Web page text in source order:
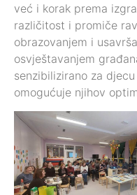
već i korak prema
različitost i promiče
obrazovanjem i
osvještavanjem
senzibilizirano za
omogućuje njihov